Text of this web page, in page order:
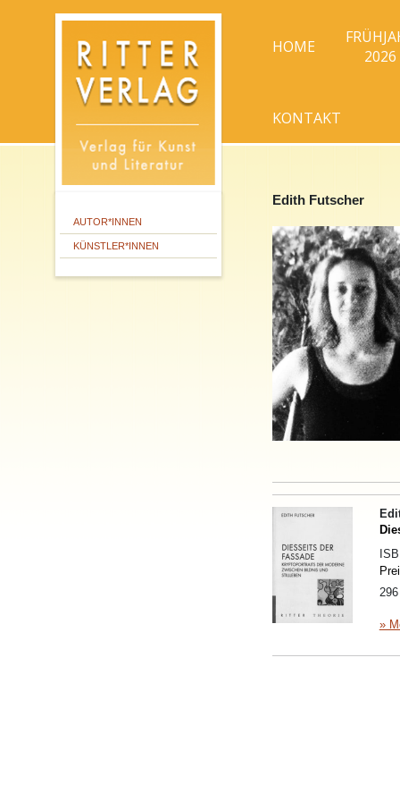
HOME
2026
KONTAKT
AUTOR*INNEN
KÜNSTLER*INNEN
Edith Futscher
»